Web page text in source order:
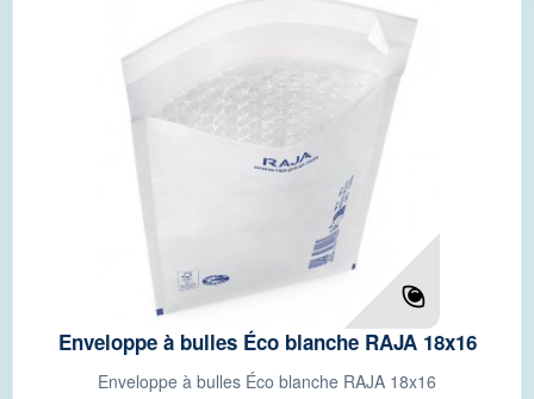
Enveloppe à bulles Éco blanche RAJA 18x16
Enveloppe à bulles Éco blanche RAJA 18x16